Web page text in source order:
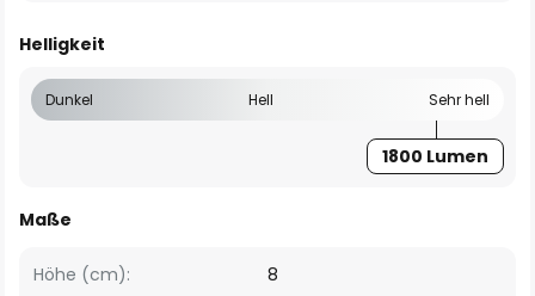
Helligkeit
Dunkel Hell Sehr hell
1800 Lumen
Maße
Höhe (cm): 8